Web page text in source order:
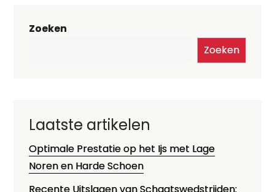
Zoeken
Zoeken
Laatste artikelen
Optimale Prestatie op het Ijs met Lage
Noren en Harde Schoen